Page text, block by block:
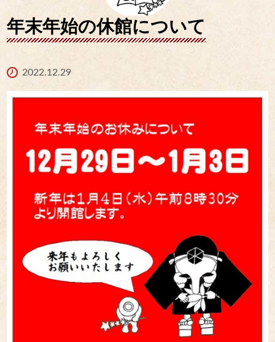
年末年始の休館について
2022.12.29